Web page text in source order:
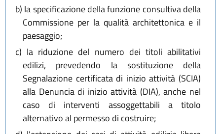
b) la specificazione della funzione consultiva della
Commissione per la qualità architettonica e il
paesaggio;
c) la riduzione del numero dei titoli abilitativi
edilizi, prevedendo la sostituzione della
Segnalazione certificata di inizio attività (SCIA)
alla Denuncia di inizio attività (DIA), anche nel
caso di interventi assoggettabili a titolo
alternativo al permesso di costruire;